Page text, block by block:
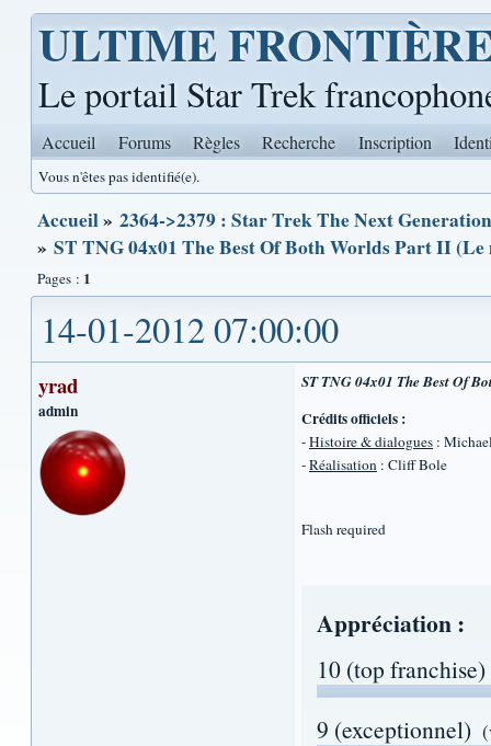
ULTIME
Le portail Star Trek
Accueil Forums Règles Recherche Inscription
Vous n'êtes pas identifié(e).
Accueil» 2364->2379 : Star Trek The Next
» ST TNG 04x01 The Best Of Both Worlds Part II (Le
Pages : 1
14-01-2012 07:00:00
yrad
admin
ST TNG 04x01 The Best Of
Crédits officiels :
-Histoire & dialogues :
-Réalisation : Cliff Bole
Flash required
Appréciation :
10 (top franchise)
9 (exceptionnel)